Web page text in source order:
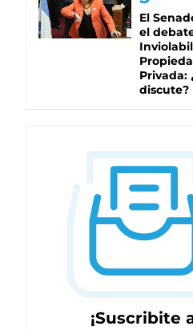
El
el
Privada:
discute?
¡Suscribite